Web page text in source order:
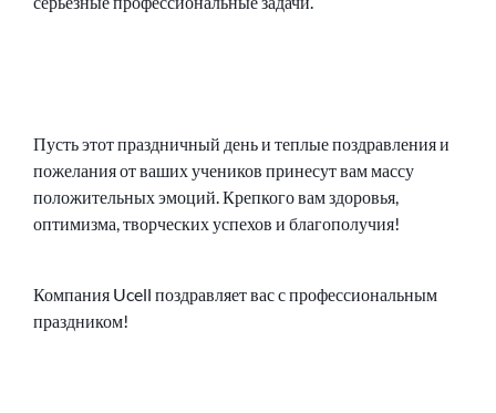
Пусть этот праздничный день и теплые поздравления и
пожелания от ваших учеников принесут вам массу
положительных эмоций. Крепкого вам здоровья,
оптимизма, творческих успехов и благополучия!
Компания Ucell поздравляет вас с профессиональным
праздником!